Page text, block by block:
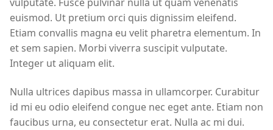
euismod. Ut pretium orci quis dignissim eleifend.
Etiam convallis magna eu velit pharetra elementum. In
et sem sapien. Morbi viverra suscipit vulputate.
Integer ut aliquam elit.
Nulla ultrices dapibus massa in ullamcorper. Curabitur
id mi eu odio eleifend congue nec eget ante. Etiam non
faucibus urna, eu consectetur erat. Nulla ac mi dui.